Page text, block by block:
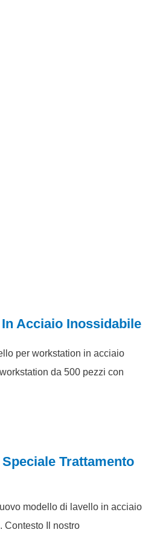
Acciaio Inossidabile
per workstation in acciaio
da 500 pezzi con
Trattamento
modello di lavello in acciaio
Contesto Il nostro